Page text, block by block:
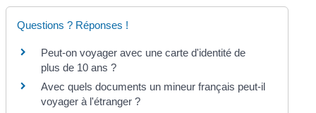
Questions ? Réponses !
Peut-on voyager avec une carte d'identité de
plus de 10 ans ?
Avec quels documents un mineur français peut-il
voyager à l'étranger ?